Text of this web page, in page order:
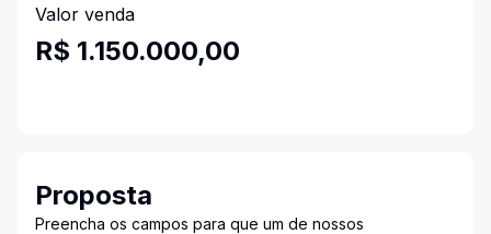
Valor venda
R$ 1.150.000,00
Proposta
Preencha os campos para que um de nossos